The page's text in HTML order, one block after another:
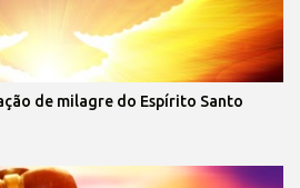
de milagre do Espírito Santo